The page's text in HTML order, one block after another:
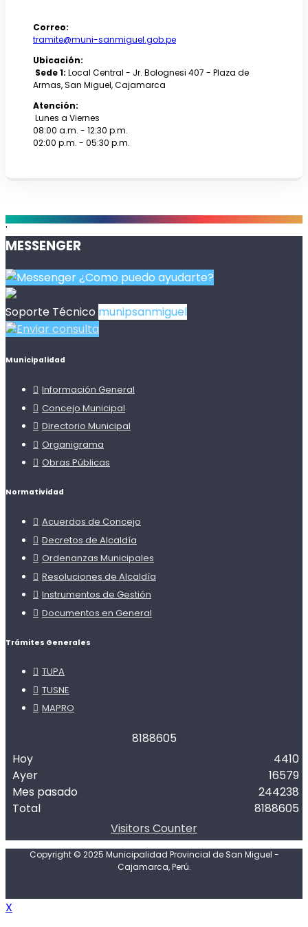
Correo:
tramite@muni-sanmiguel.gob.pe
Ubicación:
Sede 1: Local Central - Jr. Bolognesi 407 - Plaza de
Armas, San Miguel, Cajamarca
Atención:
Lunes a Viernes
08:00 a.m. - 12:30 p.m.
02:00 p.m. - 05:30 p.m.
.
MESSENGER
¿Como puedo ayudarte?
Soporte Técnico munipsanmiguel
Enviar consulta
Municipalidad
Información General
Concejo Municipal
Directorio Municipal
Organigrama
Obras Públicas
Normatividad
Acuerdos de Concejo
Decretos de Alcaldía
Ordenanzas Municipales
Resoluciones de Alcaldía
Instrumentos de Gestión
Documentos en General
Trámites Generales
TUPA
TUSNE
MAPRO
8188605
Hoy
Ayer
Mes pasado
Total
4410
16579
244238
8188605
Visitors Counter
Copyright © 2025 Municipalidad Provincial de San Miguel -
Cajamarca, Perú.
X